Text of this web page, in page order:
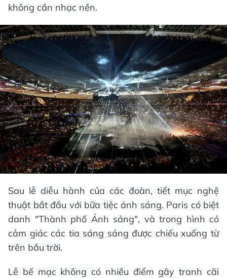
không cần nhạc nền.
Sau lễ diễu hành của các đoàn, tiết mục nghệ
thuật bắt đầu với bữa tiệc ánh sáng. Paris có biệt
danh "Thành phố Ánh sáng", và trong hình có
cảm giác các tia sáng sáng được chiếu xuống từ
trên bầu trời.
Lễ bế mạc không có nhiều điểm gây tranh cãi